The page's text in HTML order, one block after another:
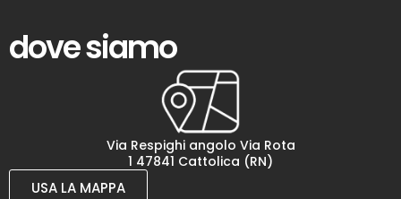
dove siamo
Via Respighi angolo Via Rota
1 47841 Cattolica (RN)
USA LA MAPPA